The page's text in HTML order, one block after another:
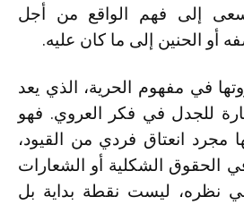
إلى فهم الواقع من أجل
أو الحنين إلى ما كان عليه.
في مفهوم الحرية، الذي يعد
للجدل في فكر العروي. فهو
مجرد انعتاق فردي من القيود،
الحقوق الشكلية أو الشعارات
في نظره، ليست نقطة بداية بل